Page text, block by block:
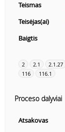
Teismas
Teisėjas(ai)
Baigtis
2 2.1 2.1.27
116
116.1
Proceso dalyviai
Atsakovas